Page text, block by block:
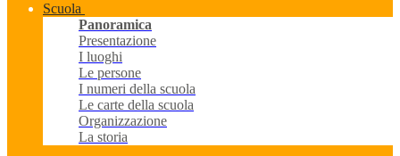
Scuola
Panoramica
Presentazione
I luoghi
Le persone
I numeri della scuola
Le carte della scuola
Organizzazione
La storia